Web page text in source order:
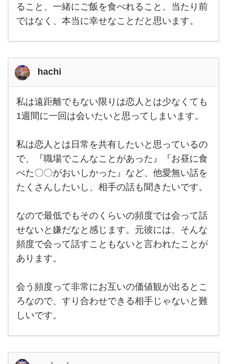
じて
しま
うタ
で
ること、一緒にご飯を食べれること、当たり前
ではなく、本当に幸せなことだと思います。
hachi
私
は
遠
離
で
も
な
い
り
人
と
は
少
な
く
て
週
間
に
一
回
会
た
い
私は遠距離でもない限りは恋人とは少なくても
1週間に一回は会いたいと思ってしまいます。
私は恋人とは日常を共有したいと思っているの
で、『職場でこんなことがあった』『お昼に食
べた〇〇がおいしかった』など、他愛無い話を
たくさんしたいし、相手の話も聞きたいです。
なので最低でもそのくらいの頻度では会って話
せないと嫌だなと感じます。元彼には、そんな
頻度で会って話すこともないと言われたことが
あります。
会う頻度って非常にお互いの価値観が出るとこ
ろなので、すり合わせできる相手じゃないと難
しいです。